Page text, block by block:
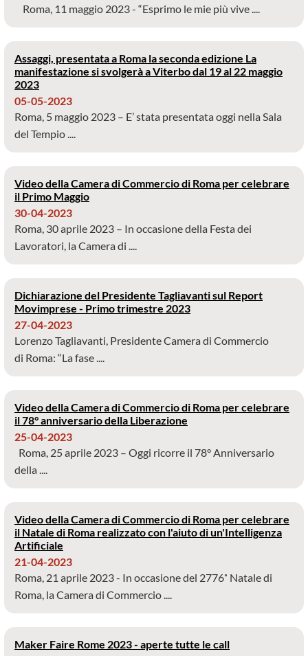
Roma, 11 maggio 2023 - “Esprimo le mie più vive ....
Assaggi, presentata a Roma la seconda edizione La
manifestazione si svolgerà a Viterbo dal 19 al 22 maggio
2023
05-05-2023
Roma, 5 maggio 2023 – E’ stata presentata oggi nella Sala
del Tempio ....
Video della Camera di Commercio di Roma per celebrare
il Primo Maggio
30-04-2023
Roma, 30 aprile 2023 – In occasione della Festa dei
Lavoratori, la Camera di ....
Dichiarazione del Presidente Tagliavanti sul Report
Movimprese - Primo trimestre 2023
27-04-2023
Lorenzo Tagliavanti, Presidente Camera di Commercio
di Roma: “La fase ....
Video della Camera di Commercio di Roma per celebrare
il 78° anniversario della Liberazione
25-04-2023
Roma, 25 aprile 2023 – Oggi ricorre il 78° Anniversario
della ....
Video della Camera di Commercio di Roma per celebrare
il Natale di Roma realizzato con l'aiuto di un'Intelligenza
Artificiale
21-04-2023
Roma, 21 aprile 2023 - In occasione del 2776˚ Natale di
Roma, la Camera di Commercio ....
Maker Faire Rome 2023 - aperte tutte le call